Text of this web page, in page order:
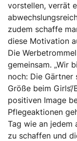
vorstellen, verrät
zudem schaffe
diese Motivation
Die
gemeinsam. „Wir
noch: Die Gärtner
Größe beim
positiven Image
Pflegeaktionen
Tag wie an jedem
zu schaffen und